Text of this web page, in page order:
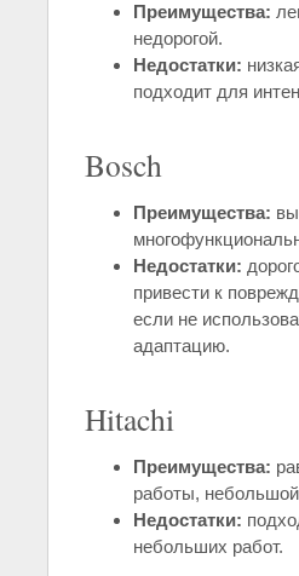
Преимущества:
недорогой.
Недостатки:
подходит для
Bosch
Преимущества:
Недостатки:
привести к
если не
адаптацию.
Hitachi
Преимущества:
работы, небольшой
Недостатки:
небольших работ.